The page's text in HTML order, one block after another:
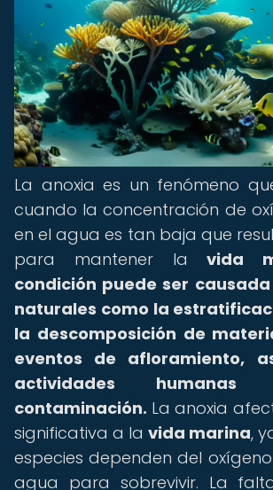
La anoxia es un fenómeno
cuando la concentración de
en el agua es tan baja que
para mantener lavida
condición puede ser
naturales como la
la descomposición de
eventos de afloramiento,
actividades
contaminación. La anoxia
significativa a la vida marina,
especies dependen del
agua para sobrevivir. La